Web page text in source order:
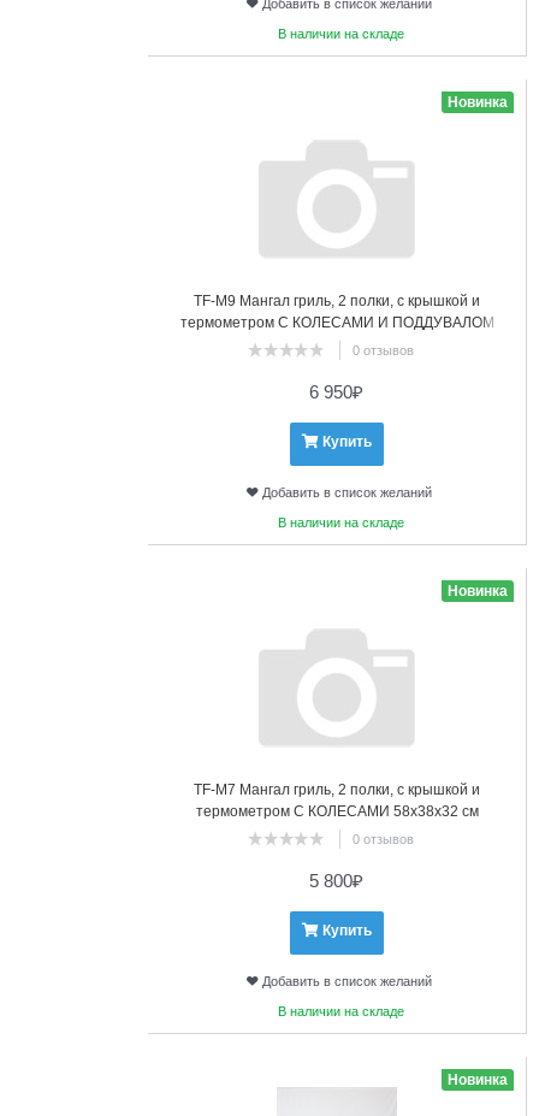
Добавить в список желаний
В наличии на складе
TF-М9 Мангал гриль, 2 полки, с крышкой и
термометром С КОЛЕСАМИ И ПОДДУВАЛОМ
58х38х32 см0 отзывов
Новинка
6 950₽
Купить
Добавить в список желаний
В наличии на складе
TF-М7 Мангал гриль, 2 полки, с крышкой и
термометром С КОЛЕСАМИ 58х38х32 см
0 отзывов
Новинка
5 800₽
Купить
Добавить в список желаний
В наличии на складе
Новинка